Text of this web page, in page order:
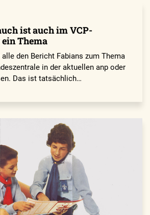
ist auch im VCP-
Thema
den Bericht Fabians zum Thema
in der aktuellen anp oder
Das ist tatsächlich…